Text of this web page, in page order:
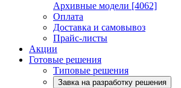
Архивные модели [4062]
Оплата
Доставка и самовывоз
Прайс-листы
Акции
Готовые решения
Типовые решения
Завка на разработку решения